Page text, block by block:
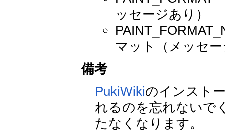
ッセージあり）
マット（メッセ
備考
PukiWikiのインスト
れるのを忘れないで
たなくなります。